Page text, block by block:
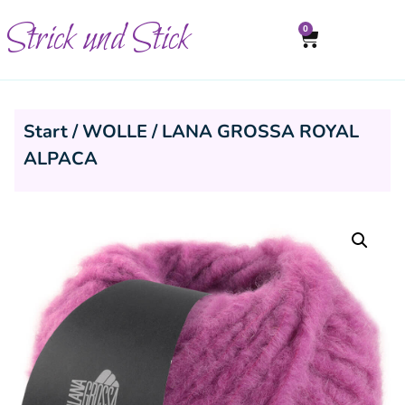
Strick und Stick 0
Start/WOLLE/ LANA GROSSA ROYAL
ALPACA